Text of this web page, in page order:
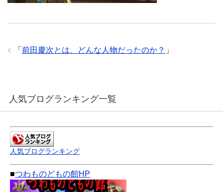
「 前田慶次とは、どんな人物だったのか？ 」
人気ブログランキング一覧
人気ブログランキング
■つわものどもの館HP